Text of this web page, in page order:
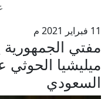
11 فبراير 2021 م
مفتي الجمهورية
ميليشيا الحوثي
السعودي